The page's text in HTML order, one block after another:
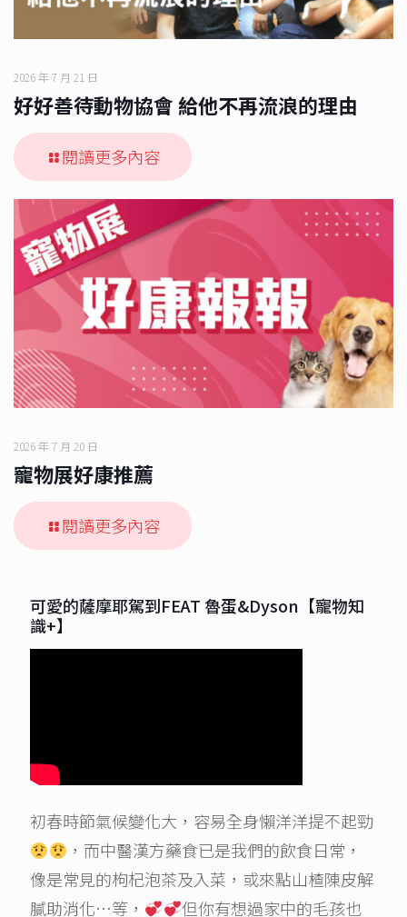
2026 年 7 月 21 日
好好善待動物協會 給他不再流浪的理由
閱讀更多內容
2026 年 7 月 20 日
寵物展好康推薦
閱讀更多內容
可愛的薩摩耶駕到FEAT 魯蛋&Dyson【寵物知
識+】
初春時節氣候變化大，容易全身懶洋洋提不起勁
，而中醫漢方藥食已是我們的飲食日常，
像是常見的枸杞泡茶及入菜，或來點山楂陳皮解
膩助消化…等，
但你有想過家中的毛孩也